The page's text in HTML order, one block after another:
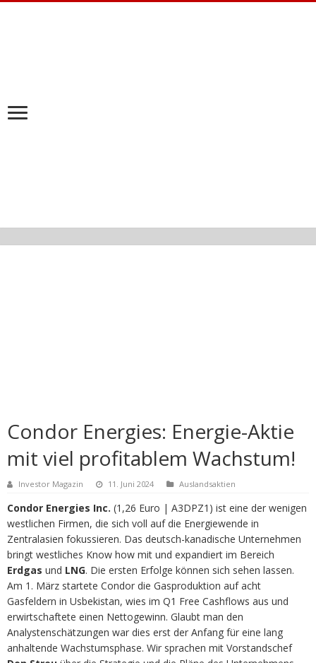
Condor Energies: Energie-Aktie
mit viel profitablem Wachstum!
Investor Magazin 11. Juni 2024 Auslandsaktien
Condor Energies Inc. (1,26 Euro | A3DPZ1) ist eine der wenigen
westlichen Firmen, die sich voll auf die Energiewende in
Zentralasien fokussieren. Das deutsch-kanadische Unternehmen
bringt westliches Know how mit und expandiert im Bereich
Erdgas und LNG. Die ersten Erfolge können sich sehen lassen.
Am 1. März startete Condor die Gasproduktion auf acht
Gasfeldern in Usbekistan, wies im Q1 Free Cashflows aus und
erwirtschaftete einen Nettogewinn. Glaubt man den
Analystenschätzungen war dies erst der Anfang für eine lang
anhaltende Wachstumsphase. Wir sprachen mit Vorstandschef